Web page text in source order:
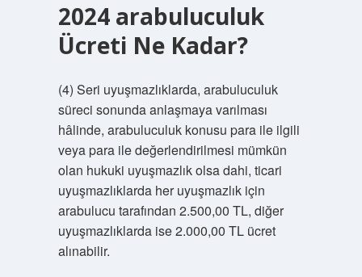
2024 arabuluculuk
Ücreti Ne Kadar?
(4) Seri uyuşmazlıklarda, arabuluculuk
süreci sonunda anlaşmaya varılması
hâlinde, arabuluculuk konusu para ile ilgili
veya para ile değerlendirilmesi mümkün
olan hukuki uyuşmazlık olsa dahi, ticari
uyuşmazlıklarda her uyuşmazlık için
arabulucu tarafından 2.500,00 TL, diğer
uyuşmazlıklarda ise 2.000,00 TL ücret
alınabilir.